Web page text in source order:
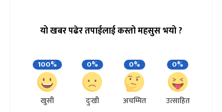
यो खबर पढेर तपाईलाई कस्तो महसुस भयो ?
100%
खुसी
0%
दुःखी
0%
अचम्मित
0%
उत्साहित